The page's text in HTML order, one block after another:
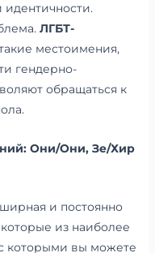
идентичности.
ЛГБТ-
местоимения,
гендерно-
обращаться к
Они/Они, Зе/Хир
и постоянно
из наиболее
которыми вы можете